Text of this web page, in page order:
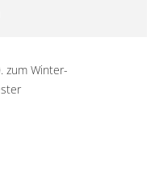
zum Winter­­